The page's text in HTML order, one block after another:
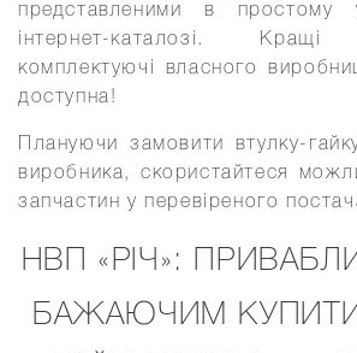
представленими в простому
інтернет-каталозі. Кращі
комплектуючі власного
доступна!
Плануючи замовити втулку-
виробника, скористайтеся
запчастин у перевіреного
НВП «РІЧ»:
БАЖАЮЧИМ